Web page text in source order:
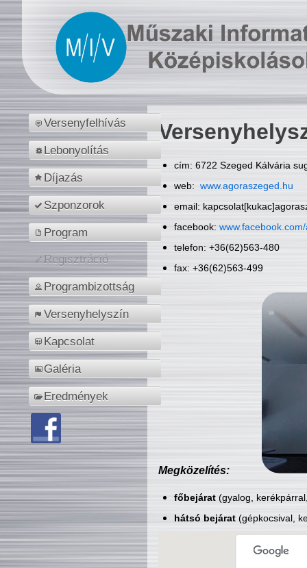
Versenyfelhívás
Lebonyolítás
Díjazás
Szponzorok
Program
Regisztráció
Programbizottság
Versenyhelyszín
Kapcsolat
Galéria
Eredmények
cím: 6722 Szeged Kálvária
web: www.agoraszeged.hu
email:
facebook:
telefon: +36(62)563-480
fax: +36(62)563-499
Megközelítés:
főbejárat(gyalog,
hátsó bejárat(gépkocsival,